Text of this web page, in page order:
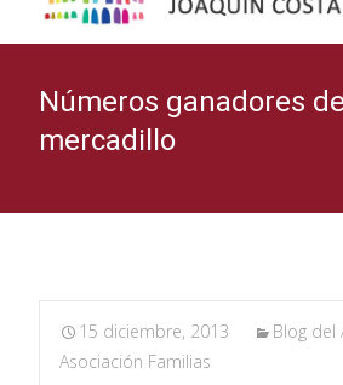
Números ganadores
mercadillo
15 diciembre, 2013
Blog del
Asociación Familias